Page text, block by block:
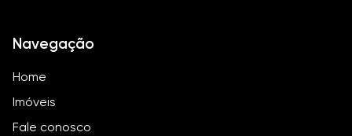
Navegação
Home
Imóveis
Fale conosco